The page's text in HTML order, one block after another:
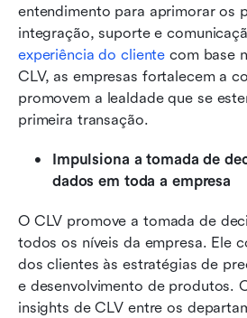
entendimento para aprimorar os
experiência do cliente com base
CLV, as empresas fortalecem a
promovem a lealdade que se
primeira transação.
Impulsiona a tomada de
dados em toda a empresa
O CLV promove a tomada de
todos os níveis da empresa. Ele
dos clientes às estratégias de
e desenvolvimento de produtos.
insights de CLV entre os